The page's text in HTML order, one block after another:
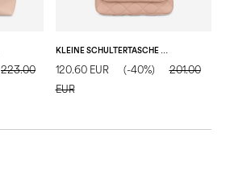
223.00
KLEINE SCHULTERTASCHE WALTZER NIGHT
120.60 EUR (-40%)
201.00
EUR